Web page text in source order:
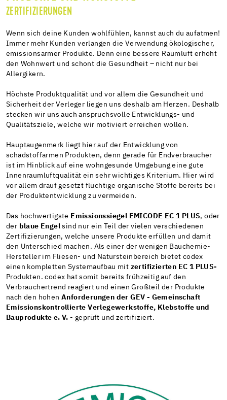
ZERTIFIZIERUNGEN
Wenn sich deine Kunden wohlfühlen, kannst auch du aufatmen!
Immer mehr Kunden verlangen die Verwendung ökologischer,
emissionsarmer Produkte. Denn eine bessere Raumluft erhöht
den Wohnwert und schont die Gesundheit – nicht nur bei
Allergikern.
Höchste Produktqualität und vor allem die Gesundheit und
Sicherheit der Verleger liegen uns deshalb am Herzen. Deshalb
stecken wir uns auch anspruchsvolle Entwicklungs- und
Qualitätsziele, welche wir motiviert erreichen wollen.
Hauptaugenmerk liegt hier auf der Entwicklung von
schadstoffarmen Produkten, denn gerade für Endverbraucher
ist im Hinblick auf eine wohngesunde Umgebung eine gute
Innenraumluftqualität ein sehr wichtiges Kriterium. Hier wird
vor allem drauf gesetzt flüchtige organische Stoffe bereits bei
der Produktentwicklung zu vermeiden.
Das hochwertigste Emissionssiegel EMICODE EC 1 PLUS, oder
der blaue Engel sind nur ein Teil der vielen verschiedenen
Zertifizierungen, welche unsere Produkte erfüllen und damit
den Unterschied machen. Als einer der wenigen Bauchemie-
Hersteller im Fliesen- und Natursteinbereich bietet codex
einen kompletten Systemaufbau mit zertifizierten EC 1 PLUS-
Produkten. codex hat somit bereits frühzeitig auf den
Verbrauchertrend reagiert und einen Großteil der Produkte
nach den hohen Anforderungen der GEV - Gemeinschaft
Emissionskontrollierte Verlegewerkstoffe, Klebstoffe und
Bauprodukte e. V. - geprüft und zertifiziert.